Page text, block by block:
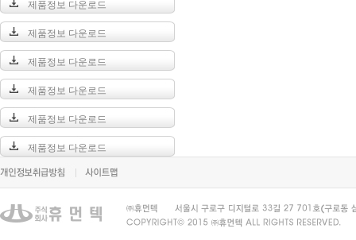
제품정보 다운로드
제품정보 다운로드
제품정보 다운로드
제품정보 다운로드
제품정보 다운로드
제품정보 다운로드